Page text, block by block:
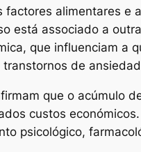
factores alimentares
está associado a
que influenciam a
de
que o acúmulo
custos
psicológico,